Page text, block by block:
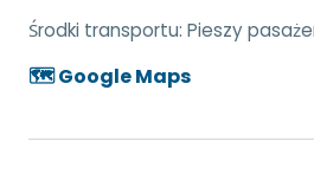
Środki transportu: Pieszy
🗺️ Google Maps